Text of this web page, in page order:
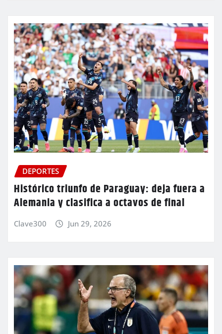
DEPORTES
Histórico triunfo de Paraguay: deja fuera a
Alemania y clasifica a octavos de final
Clave300 Jun 29, 2026